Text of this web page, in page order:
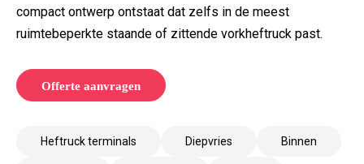
compact ontwerp ontstaat dat zelfs in de meest
ruimtebeperkte staande of zittende vorkheftruck past.
Offerte aanvragen
Heftruck terminals Diepvries Binnen